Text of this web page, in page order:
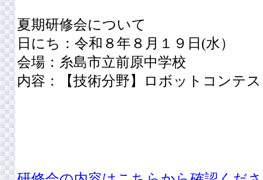
夏期研修会について
日にち：令和８年８月１９日(水）
会場：糸島市立前原中学校
内容：【技術分野】ロボットコンテ